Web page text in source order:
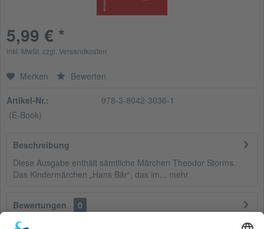
5,99 € *
inkl. MwSt. zzgl. Versandkosten
Merken Bewerten
Artikel-Nr.:
978-3-8042-3036-1
(E-Book)
Beschreibung
Diese Ausgabe enthält sämtliche Märchen Theodor Storms.
Das Kindermärchen „Hans Bär“, das im... mehr
Bewertungen
0
Bewertungen lesen, schreiben und diskutieren...